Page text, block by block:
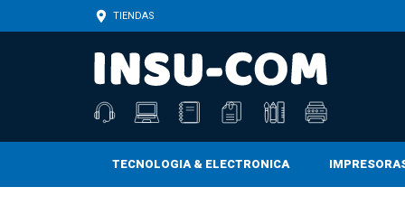
TIENDAS
TECNOLOGIA & ELECTRONICA